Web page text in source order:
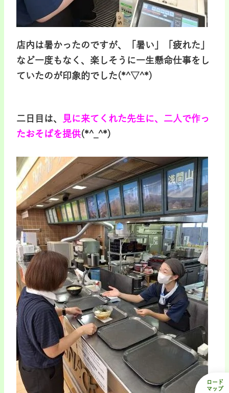
店内は暑かったのですが、「暑い」「疲れた」
など一度もなく、楽しそうに一生懸命仕事をし
ていたのが印象的でした(*^▽^*)
二日目は、
見に来てくれた先生に、二人で作っ
たおそばを提供(*^_^*)
ロード
マップ